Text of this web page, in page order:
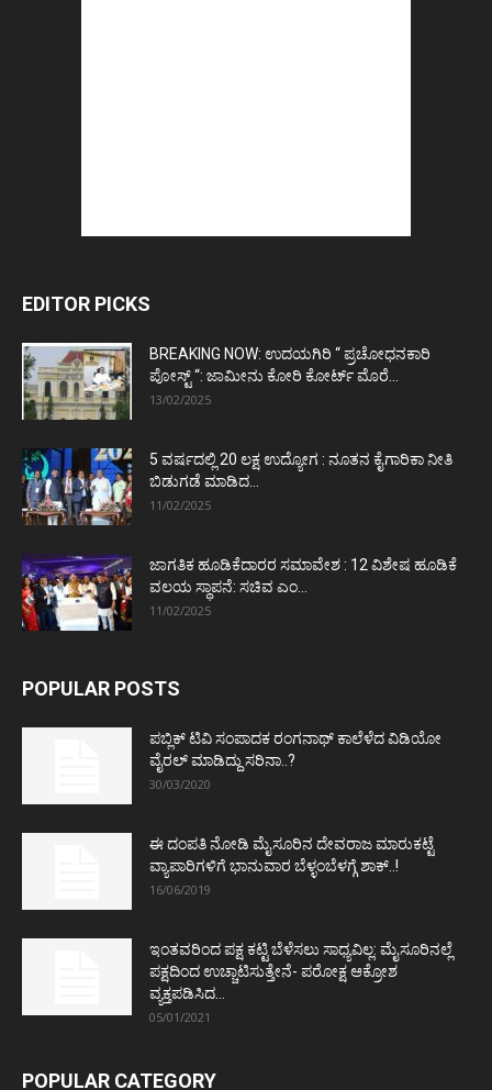
EDITOR PICKS
BREAKING NOW: ಉದಯಗಿರಿ “ ಪ್ರಚೋಧನಕಾರಿ
ಪೋಸ್ಟ್‌ “: ಜಾಮೀನು ಕೋರಿ ಕೋರ್ಟ್‌ ಮೊರೆ...
13/02/2025
5 ವರ್ಷದಲ್ಲಿ 20 ಲಕ್ಷ ಉದ್ಯೋಗ : ನೂತನ ಕೈಗಾರಿಕಾ ನೀತಿ
ಬಿಡುಗಡೆ ಮಾಡಿದ...
11/02/2025
ಜಾಗತಿಕ ಹೂಡಿಕೆದಾರರ ಸಮಾವೇಶ : 12 ವಿಶೇಷ ಹೂಡಿಕೆ
ವಲಯ ಸ್ಥಾಪನೆ: ಸಚಿವ ಎಂ...
11/02/2025
POPULAR POSTS
ಪಬ್ಲಿಕ್ ಟಿವಿ ಸಂಪಾದಕ ರಂಗನಾಥ್ ಕಾಲೆಳೆದ ವಿಡಿಯೋ
ವೈರಲ್ ಮಾಡಿದ್ದು ಸರಿನಾ..?
30/03/2020
ಈ ದಂಪತಿ ನೋಡಿ ಮೈಸೂರಿನ ದೇವರಾಜ ಮಾರುಕಟ್ಟೆ
ವ್ಯಾಪಾರಿಗಳಿಗೆ ಭಾನುವಾರ ಬೆಳ್ಳಂಬೆಳಗ್ಗೆ ಶಾಕ್..!
16/06/2019
ಇಂತವರಿಂದ ಪಕ್ಷ ಕಟ್ಟಿ ಬೆಳೆಸಲು ಸಾಧ್ಯವಿಲ್ಲ: ಮೈಸೂರಿನಲ್ಲೆ
ಪಕ್ಷದಿಂದ ಉಚ್ಚಾಟಿಸುತ್ತೇನೆ- ಪರೋಕ್ಷ ಆಕ್ರೋಶ
ವ್ಯಕ್ತಪಡಿಸಿದ...
05/01/2021
POPULAR CATEGORY